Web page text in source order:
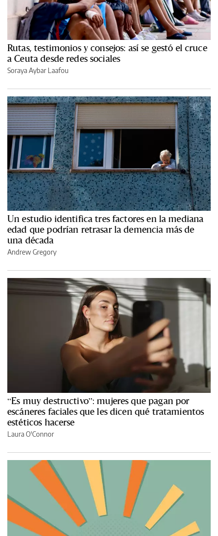
Rutas, testimonios y consejos: así se gestó el cruce
a Ceuta desde redes sociales
Soraya Aybar Laafou
Un estudio identifica tres factores en la mediana
edad que podrían retrasar la demencia más de
una década
Andrew Gregory
“Es muy destructivo”: mujeres que pagan por
escáneres faciales que les dicen qué tratamientos
estéticos hacerse
Laura O'Connor